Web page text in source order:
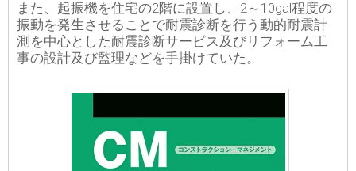
また、起振機を住宅の2階に設置し、2～10gal程度の
振動を発生させることで耐震診断を行う動的耐震計
測を中心とした耐震診断サービス及びリフォーム工
事の設計及び監理などを手掛けていた。